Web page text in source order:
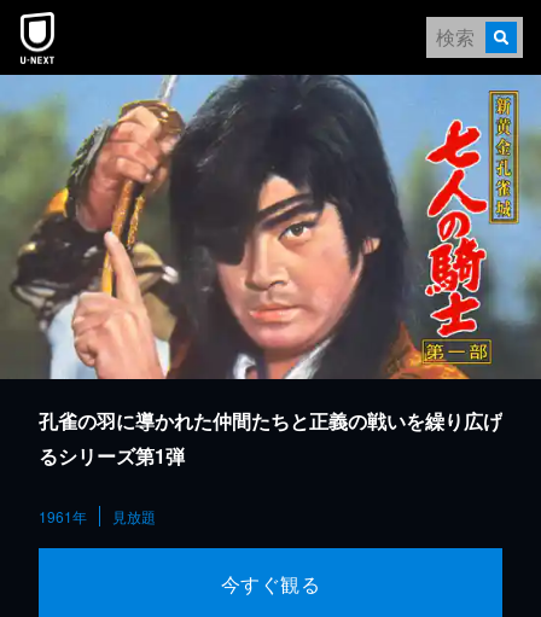
本文へスキップ
孔雀の羽に導かれた仲間たちと正義の戦いを繰り広げ
るシリーズ第1弾
1961年 見放題
今すぐ観る